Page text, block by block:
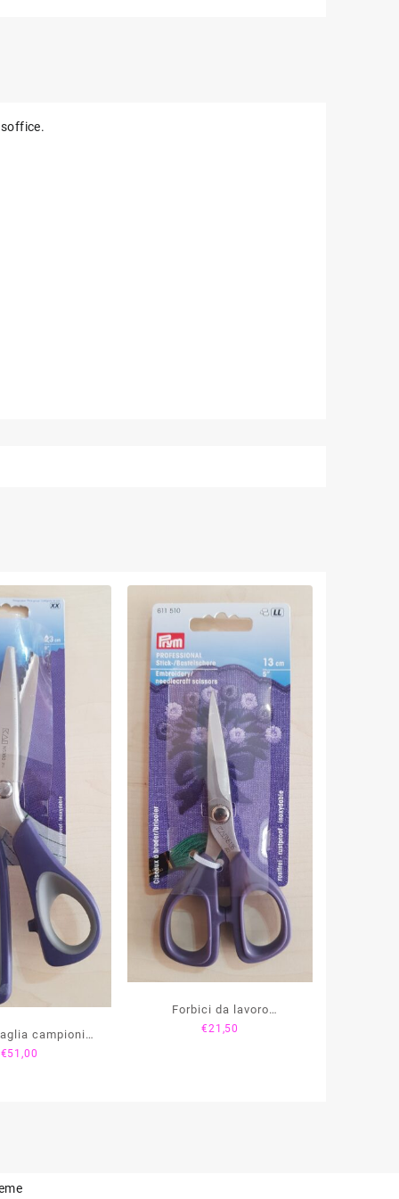
campioni
cm. 23 –
€51,00
Forbici da lavoro
Professional cm. 13 –
€21,50